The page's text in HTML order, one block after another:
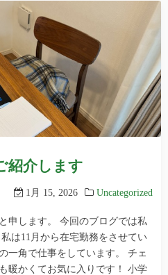
紹介します
1月 15, 2026 Uncategorized
申します。 今回のブログでは私
は11月から在宅勤務をさせてい
一角で仕事をしています。 チェ
暖かくてお気に入りです！ 小学